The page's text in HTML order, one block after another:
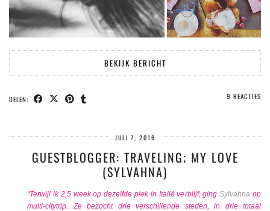
BEKIJK BERICHT
DELEN: 9 REACTIES
JULI 7, 2016
GUESTBLOGGER: TRAVELING; MY LOVE
(SYLVAHNA)
“Terwijl ik 2,5 week op dezelfde plek in Italië verblijf, gingSylvahna op
multi-citytrip. Ze bezocht drie verschillende steden, in drie totaal